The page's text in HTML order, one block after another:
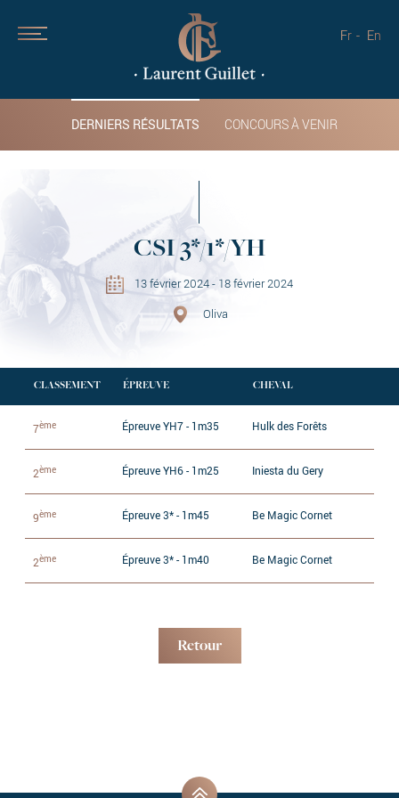
Fr En
DERNIERS RÉSULTATS CONCOURS À VENIR
CSI 3*/1*/YH
13 février 2024 - 18 février 2024
Oliva
CLASSEMENT ÉPREUVE CHEVAL
7ème Épreuve YH7 - 1m35 Hulk des Forêts
2ème Épreuve YH6 - 1m25 Iniesta du Gery
9ème Épreuve 3* - 1m45 Be Magic Cornet
2ème Épreuve 3* - 1m40 Be Magic Cornet
Retour